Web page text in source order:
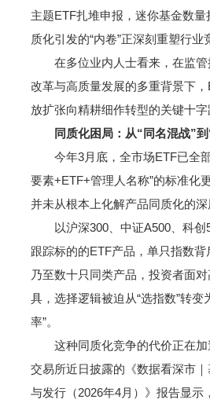
主题ETF扎堆申报，迷你基金数
质化引发的“内卷”正深刻重塑行业
在多位业内人士看来，在监管
改革与高质量发展的多重背景下
放扩张向精耕细作转型的关键十字
同质化困局：从“同名混战”到
今年3月底，全市场ETF已全部
要素+ETF+管理人名称”的标准化
并未从根本上化解产品同质化的深
以沪深300、中证A500、科创
跟踪标的的ETF产品，单只指数背
乃至数十只同类产品，投资者面
具，选择逻辑被迫从“选指数”转变
率”。
这种同质化竞争的代价正在加
交易所近日披露的《数据看深市
与发行（2026年4月）》报告显示